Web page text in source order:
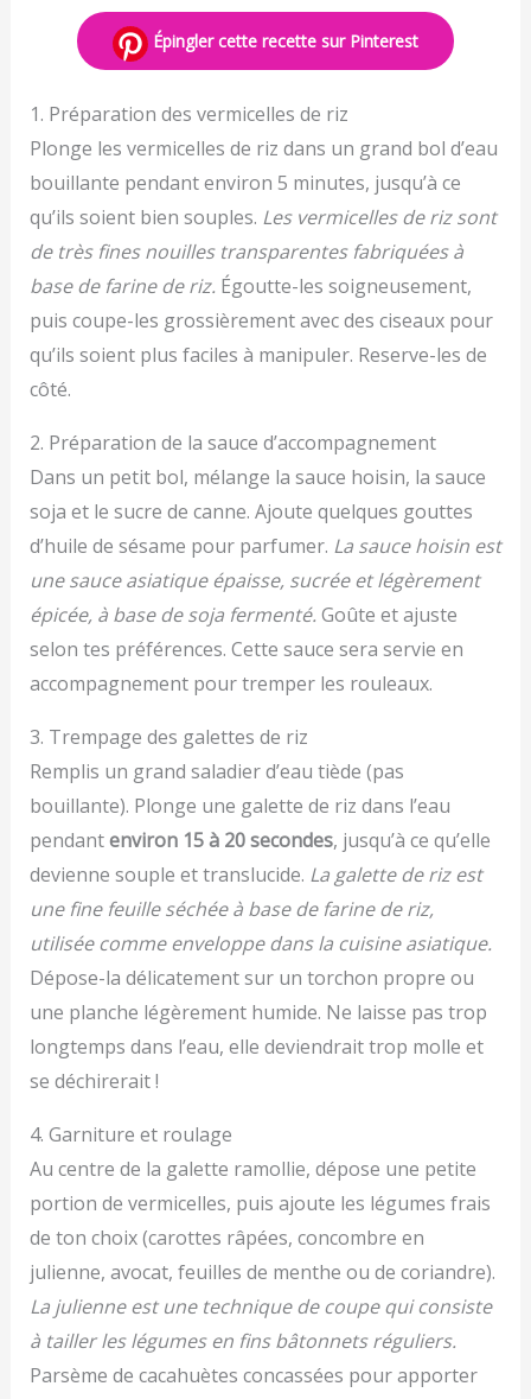
Épingler cette recette sur Pinterest
1. Préparation des vermicelles de riz
Plonge les vermicelles de riz dans un grand bol d’eau
bouillante pendant environ 5 minutes, jusqu’à ce
qu’ils soient bien souples. Les vermicelles de riz sont
de très fines nouilles transparentes fabriquées à
base de farine de riz. Égoutte-les soigneusement,
puis coupe-les grossièrement avec des ciseaux pour
qu’ils soient plus faciles à manipuler. Reserve-les de
côté.
2. Préparation de la sauce d’accompagnement
Dans un petit bol, mélange la sauce hoisin, la sauce
soja et le sucre de canne. Ajoute quelques gouttes
d’huile de sésame pour parfumer. La sauce hoisin est
une sauce asiatique épaisse, sucrée et légèrement
épicée, à base de soja fermenté. Goûte et ajuste
selon tes préférences. Cette sauce sera servie en
accompagnement pour tremper les rouleaux.
3. Trempage des galettes de riz
Remplis un grand saladier d’eau tiède (pas
bouillante). Plonge une galette de riz dans l’eau
pendantenviron 15 à 20 secondes, jusqu’à ce qu’elle
devienne souple et translucide. La galette de riz est
une fine feuille séchée à base de farine de riz,
utilisée comme enveloppe dans la cuisine asiatique.
Dépose-la délicatement sur un torchon propre ou
une planche légèrement humide. Ne laisse pas trop
longtemps dans l’eau, elle deviendrait trop molle et
se déchirerait !
4. Garniture et roulage
Au centre de la galette ramollie, dépose une petite
portion de vermicelles, puis ajoute les légumes frais
de ton choix (carottes râpées, concombre en
julienne, avocat, feuilles de menthe ou de coriandre).
La julienne est une technique de coupe qui consiste
à tailler les légumes en fins bâtonnets réguliers.
Parsème de cacahuètes concassées pour apporter